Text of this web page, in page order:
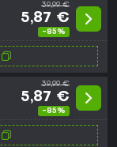
39,99 €
5,87 €
-85%
39,99 €
5,87 €
-85%